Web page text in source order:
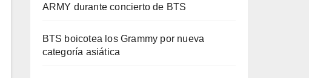
ARMY durante concierto de BTS
BTS boicotea los Grammy por nueva
categoría asiática